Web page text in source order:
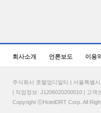
회사소개 언론보도 이용
주식회사 호텔업디알티 | 서울특별
| 직업정보: J1206020200010 | 고객
Copyright ⓒHotelDRT Corp. All